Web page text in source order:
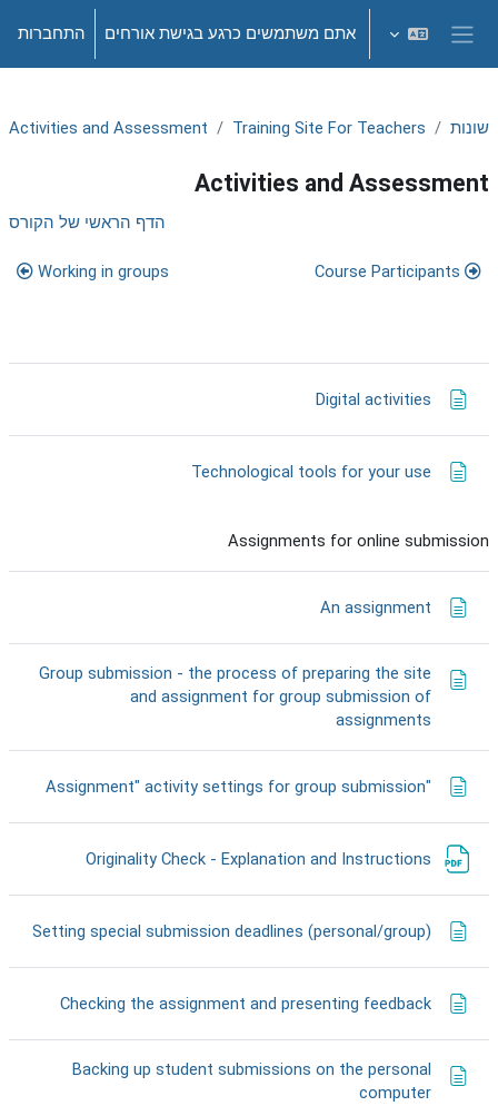
חלון סקירה צדדי
אתם משתמשים כרגע בגישת אורחים התחברות
שונות Training Site For Teachers
Activities and Assessment
Activities and Assessment
הדף הראשי של הקורס
Course Participants
Working in groups
Digital activitiesדף תוכן מעוצב
Technological tools for your use
Assignments for online submission
An assignmentדף תוכן מעוצב
Group submission - the process of preparing the site
and assignment for group submission of
assignmentsדף תוכן מעוצב
"Assignment" activity settings for group submission דף
Originality Check - Explanation and Instructions
Setting special submission deadlines (personal/group)דף
Checking the assignment and presenting feedbackדף תוכן
Backing up student submissions on the personal
computerדף תוכן מעוצב